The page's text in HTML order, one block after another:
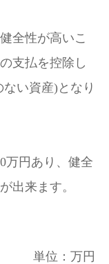
全性が高いこ
支払を控除し
い資産)となり
万円あり、健全
出来ます。
単位：万円